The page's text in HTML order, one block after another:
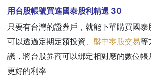
用台股帳號買進國泰股利精選 30
只要有台灣的證券戶，就能下單購買國
可以透過定期定額投資、 盤中零股交易等
議，將台股券商可以綁定相對應的數位
更好的利率